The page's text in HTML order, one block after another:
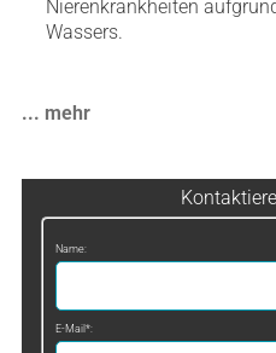
Nierenkrankheiten
Wassers.
... mehr
Name:
E-Mail*: